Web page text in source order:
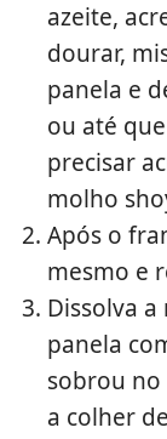
azeite,
dourar,
panela e
ou até
precisar
molho
Após o
mesmo e
Dissolva
panela
sobrou
a colher